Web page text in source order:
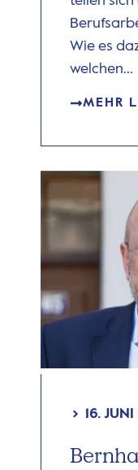
Wie es
welchen...
MEHR
16.